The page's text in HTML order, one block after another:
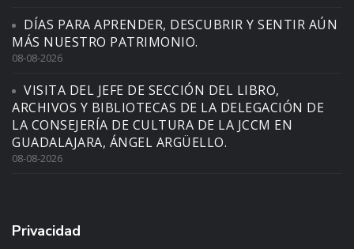
DÍAS PARA APRENDER, DESCUBRIR Y SENTIR AÚN
MÁS NUESTRO PATRIMONIO.
08-08-2026
VISITA DEL JEFE DE SECCIÓN DEL LIBRO,
ARCHIVOS Y BIBLIOTECAS DE LA DELEGACIÓN DE
LA CONSEJERÍA DE CULTURA DE LA JCCM EN
GUADALAJARA, ÁNGEL ARGÜELLO.
08-08-2026
Privacidad